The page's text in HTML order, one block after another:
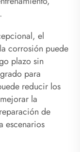
el
corrosión puede
plazo sin
para
reducir los
la
de
escenarios